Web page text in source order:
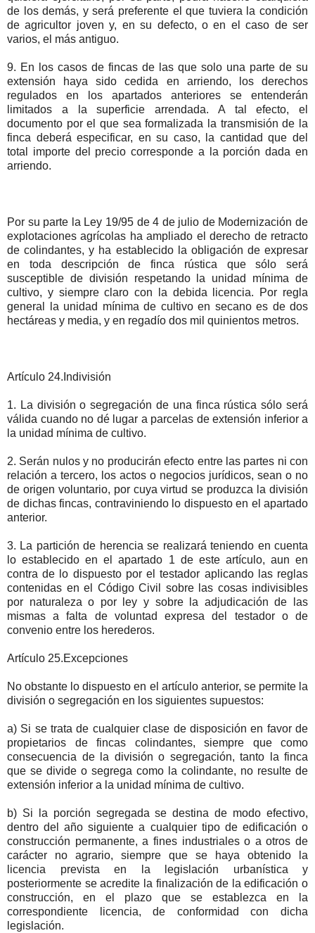
de los demás, y será preferente el que tuviera la condición
de agricultor joven y, en su defecto, o en el caso de ser
varios, el más antiguo.
9. En los casos de fincas de las que solo una parte de su
extensión haya sido cedida en arriendo, los derechos
regulados en los apartados anteriores se entenderán
limitados a la superficie arrendada. A tal efecto, el
documento por el que sea formalizada la transmisión de la
finca deberá especificar, en su caso, la cantidad que del
total importe del precio corresponde a la porción dada en
arriendo.
Por su parte la Ley 19/95 de 4 de julio de Modernización de
explotaciones agrícolas ha ampliado el derecho de retracto
de colindantes, y ha establecido la obligación de expresar
en toda descripción de finca rústica que sólo será
susceptible de división respetando la unidad mínima de
cultivo, y siempre claro con la debida licencia. Por regla
general la unidad mínima de cultivo en secano es de dos
hectáreas y media, y en regadío dos mil quinientos metros.
Artículo 24.Indivisión
1. La división o segregación de una finca rústica sólo será
válida cuando no dé lugar a parcelas de extensión inferior a
la unidad mínima de cultivo.
2. Serán nulos y no producirán efecto entre las partes ni con
relación a tercero, los actos o negocios jurídicos, sean o no
de origen voluntario, por cuya virtud se produzca la división
de dichas fincas, contraviniendo lo dispuesto en el apartado
anterior.
3. La partición de herencia se realizará teniendo en cuenta
lo establecido en el apartado 1 de este artículo, aun en
contra de lo dispuesto por el testador aplicando las reglas
contenidas en el Código Civil sobre las cosas indivisibles
por naturaleza o por ley y sobre la adjudicación de las
mismas a falta de voluntad expresa del testador o de
convenio entre los herederos.
Artículo 25.Excepciones
No obstante lo dispuesto en el artículo anterior, se permite la
división o segregación en los siguientes supuestos:
a) Si se trata de cualquier clase de disposición en favor de
propietarios de fincas colindantes, siempre que como
consecuencia de la división o segregación, tanto la finca
que se divide o segrega como la colindante, no resulte de
extensión inferior a la unidad mínima de cultivo.
b) Si la porción segregada se destina de modo efectivo,
dentro del año siguiente a cualquier tipo de edificación o
construcción permanente, a fines industriales o a otros de
carácter no agrario, siempre que se haya obtenido la
licencia prevista en la legislación urbanística y
posteriormente se acredite la finalización de la edificación o
construcción, en el plazo que se establezca en la
correspondiente licencia, de conformidad con dicha
legislación.